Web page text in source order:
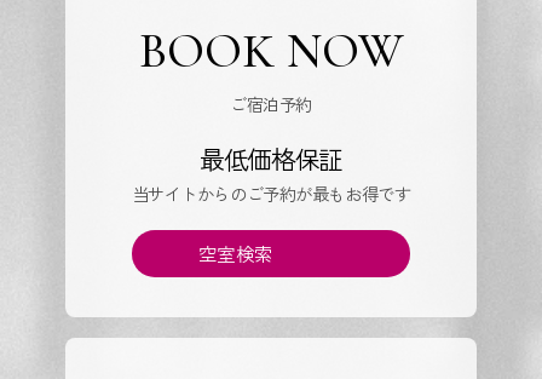
BOOK NOW
ご宿泊予約
最低価格保証
当サイトからのご予約が最もお得です
空室検索